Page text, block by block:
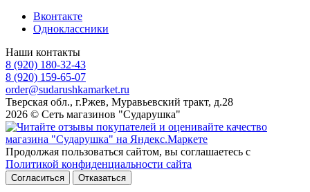
Вконтакте
Одноклассники
Наши контакты
8 (920) 180-32-43
8 (920) 159-65-07
order@sudarushkamarket.ru
Тверская обл., г.Ржев, Муравьевский тракт, д.28
2026 © Сеть магазинов "Сударушка"
Продолжая пользоваться сайтом, вы соглашаетесь с
Политикой конфиденциальности сайта
Согласиться Отказаться